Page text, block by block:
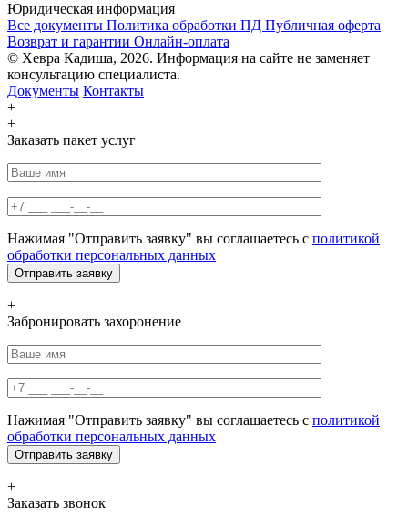
Юридическая информация
Все документы Политика обработки ПД Публичная оферта
Возврат и гарантии Онлайн-оплата
© Хевра Кадиша, 2026. Информация на сайте не заменяет
консультацию специалиста.
Документы Контакты
+
+
Заказать пакет услуг
Нажимая "Отправить заявку" вы соглашаетесь с политикой
обработки персональных данных
+
Забронировать захоронение
Нажимая "Отправить заявку" вы соглашаетесь с политикой
обработки персональных данных
+
Заказать звонок